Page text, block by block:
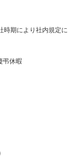
時期により社内規定に
弔休暇